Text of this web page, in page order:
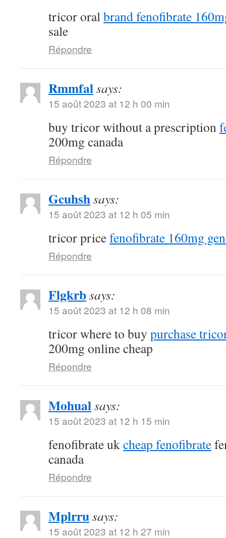
tricor oralbrand fenofibrate
sale
Répondre
Rmmfalsays:
15 août 2023 at 12 h 00 min
buy tricor without a prescription
200mg canada
Répondre
Gcuhshsays:
15 août 2023 at 12 h 05 min
tricor pricefenofibrate 160mg
Répondre
Flgkrbsays:
15 août 2023 at 12 h 08 min
tricor where to buy purchase
200mg online cheap
Répondre
Mohualsays:
15 août 2023 at 12 h 15 min
fenofibrate ukcheap fenofibrate
canada
Répondre
Mplrrusays:
15 août 2023 at 12 h 27 min